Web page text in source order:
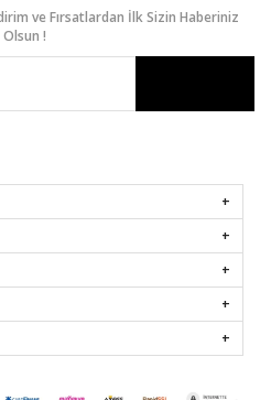
ve Fırsatlardan İlk Sizin Haberiniz
Olsun !